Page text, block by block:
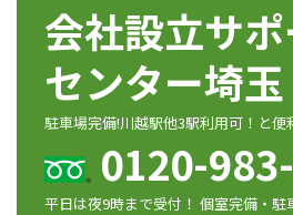
会社設立サポ
センター埼玉
駐車場完備!川越駅他3駅利用可！と便
0120-
平日は夜9時まで受付！ 個室完備・駐